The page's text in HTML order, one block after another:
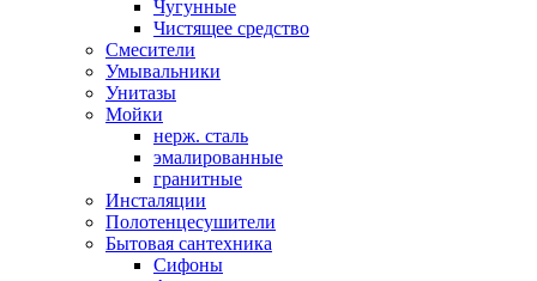
Чугунные
Чистящее средство
Смесители
Умывальники
Унитазы
Мойки
нерж. сталь
эмалированные
гранитные
Инсталяции
Полотенцесушители
Бытовая сантехника
Сифоны